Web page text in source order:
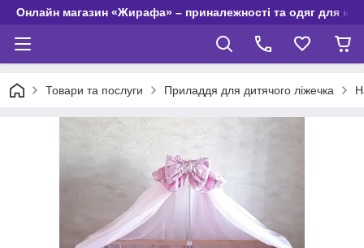
Онлайн магазин «Жирафа» – приналежності та одяг для
Товари та послуги Приладдя для дитячого ліжечка